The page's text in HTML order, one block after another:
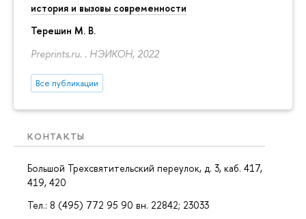
история и вызовы современности
Терешин М. В.
Preprints.ru. . НЭИКОН, 2022
Все публикации
КОНТАКТЫ
Большой Трехсвятительский переулок, д. 3, каб. 417,
419, 420
Тел.: 8 (495) 772 95 90 вн. 22842; 23033